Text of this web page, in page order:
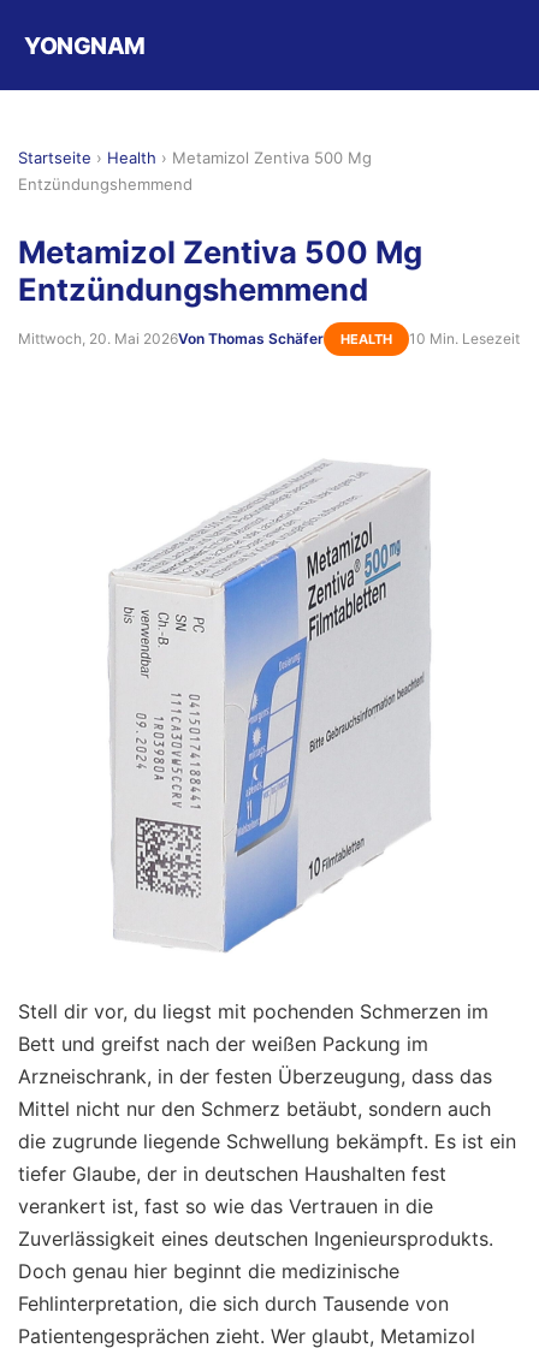
YONGNAM
Startseite › Health › Metamizol Zentiva 500 Mg
Entzündungshemmend
Metamizol Zentiva 500 Mg
Entzündungshemmend
Mittwoch, 20. Mai 2026Von Thomas Schäfer HEALTH 10 Min. Lesezeit
Stell dir vor, du liegst mit pochenden Schmerzen im
Bett und greifst nach der weißen Packung im
Arzneischrank, in der festen Überzeugung, dass das
Mittel nicht nur den Schmerz betäubt, sondern auch
die zugrunde liegende Schwellung bekämpft. Es ist ein
tiefer Glaube, der in deutschen Haushalten fest
verankert ist, fast so wie das Vertrauen in die
Zuverlässigkeit eines deutschen Ingenieursprodukts.
Doch genau hier beginnt die medizinische
Fehlinterpretation, die sich durch Tausende von
Patientengesprächen zieht. Wer glaubt, Metamizol